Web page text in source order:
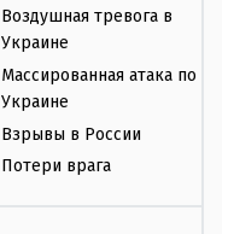
Воздушная тревога в
Украине
Массированная атака по
Украине
Взрывы в России
Потери врага